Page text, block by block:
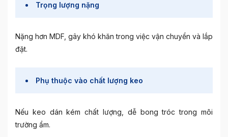
Trọng lượng nặng
Nặng hơn MDF, gây khó khăn trong việc vận chuyển và lắp
đặt.
Phụ thuộc vào chất lượng keo
Nếu keo dán kém chất lượng, dễ bong tróc trong môi
trường ẩm.